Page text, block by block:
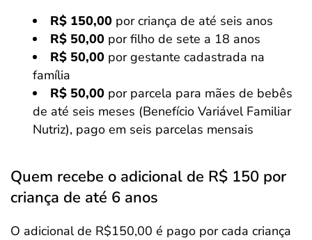
R$ 150,00 por criança de até seis anos
R$ 50,00 por filho de sete a 18 anos
R$ 50,00 por gestante cadastrada na
família
R$ 50,00 por parcela para mães de bebês
de até seis meses (Benefício Variável Familiar
Nutriz), pago em seis parcelas mensais
Quem recebe o adicional de R$ 150 por
criança de até 6 anos
O adicional de R$150,00 é pago por cada criança